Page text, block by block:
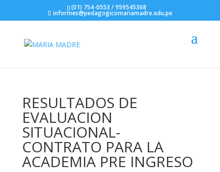
(01) 754-0553 / 959545368
informes@pedagogicomariamadre.edu.pe
RESULTADOS DE
EVALUACION
SITUACIONAL-
CONTRATO PARA LA
ACADEMIA PRE INGRESO